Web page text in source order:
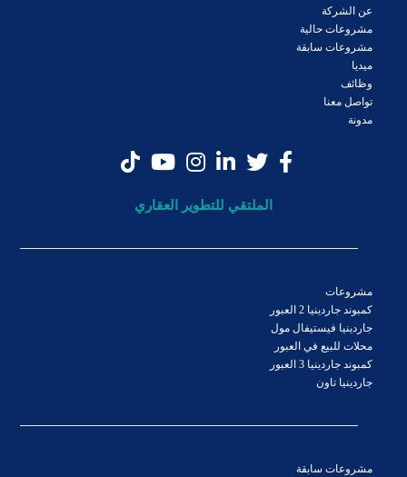
عن الشركة
مشروعات حالية
مشروعات سابقة
ميديا
وظائف
تواصل معنا
مدونة
الملتقي للتطوير العقاري
مشروعات
كمبوند جاردينيا 2 العبور
جاردينيا فيستيفال مول
محلات للبيع في العبور
كمبوند جاردينيا 3 العبور
جاردينيا تاون
مشروعات سابقة